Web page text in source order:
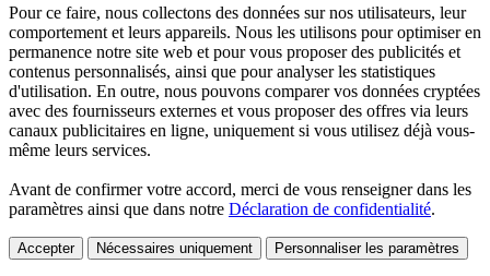
Pour ce faire, nous collectons des données sur nos utilisateurs, leur
comportement et leurs appareils. Nous les utilisons pour optimiser en
permanence notre site web et pour vous proposer des publicités et
contenus personnalisés, ainsi que pour analyser les statistiques
d'utilisation. En outre, nous pouvons comparer vos données cryptées
avec des fournisseurs externes et vous proposer des offres via leurs
canaux publicitaires en ligne, uniquement si vous utilisez déjà vous-
même leurs services.
Avant de confirmer votre accord, merci de vous renseigner dans les
paramètres ainsi que dans notre Déclaration de confidentialité.
Accepter Nécessaires uniquement Personnaliser les paramètres